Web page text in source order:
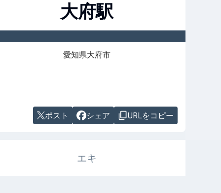
大府駅
愛知県大府市
ポスト シェア URLをコピー
エキ